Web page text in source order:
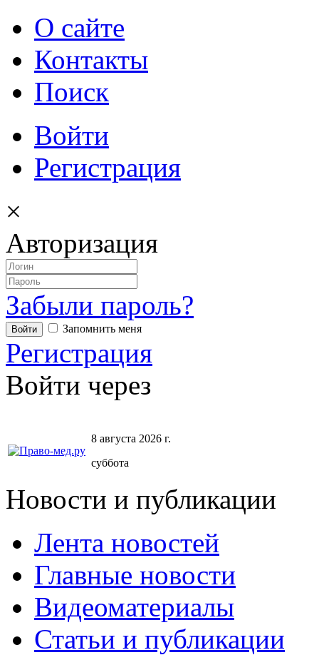
О сайте
Контакты
Поиск
Войти
Регистрация
×
Авторизация
Забыли пароль?
Запомнить меня
Регистрация
Войти через
8 августа 2026 г.
суббота
Новости и публикации
Лента новостей
Главные новости
Видеоматериалы
Статьи и публикации